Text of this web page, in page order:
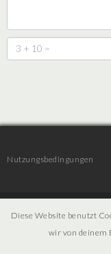
Nutzungsbedingungen
Diese Website benutzt
wir von deinem